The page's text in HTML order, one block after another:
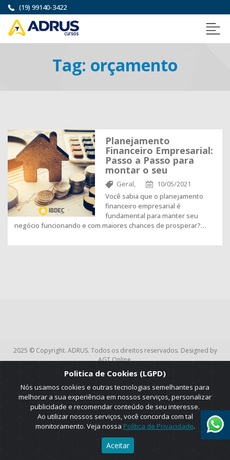
(19) 99140-3422
Tag: orçamento
Planejamento
Financeiro Empresarial:
Passo a Passo para
montar o seu
Geral,
10/05/2021
Você sabia que o planejamento
financeiro empresarial é
fundamental para manter seu
negócio funcionando e com maiores chances de prosperar?…
2025 © Copyright. ADRUS. Todos os direitos reservados. Designed by
AGT Online.
Politica de Cookies (LGPD)
Nós usamos cookies e outras tecnologias semelhantes para
melhorar a sua experiência em nossos serviços, personalizar
publicidade e recomendar conteúdo de seu interesse.
Ao utilizar nossos serviços, você concorda com tal
monitoramento. Veja nossa Política de Privacidade.
Aceitar